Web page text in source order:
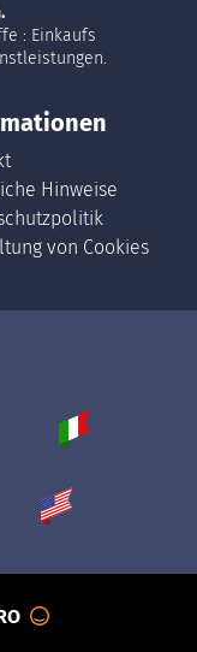
: Einkaufs
Hinweise
von Cookies